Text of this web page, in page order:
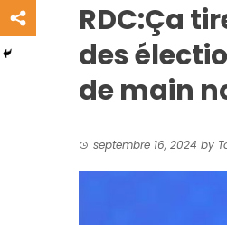
RDC:Ça
des
de main
septembre 16, 2024 by